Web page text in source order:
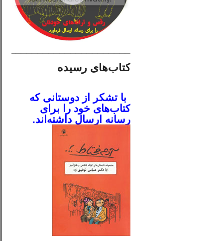
کتاب‌های رسیده
با تشکر از دوستانی که
کتاب‌های خود را برای
رسانه ارسال داشته‌اند.